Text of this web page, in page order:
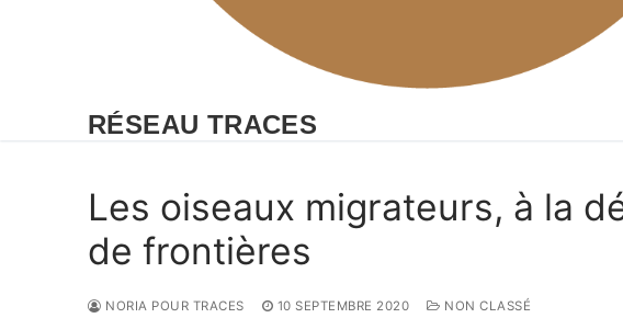
RÉSEAU TRACES
Les oiseaux migrateurs, à la
de frontières
NORIA POUR TRACES 10 SEPTEMBRE 2020 NON CLASSÉ